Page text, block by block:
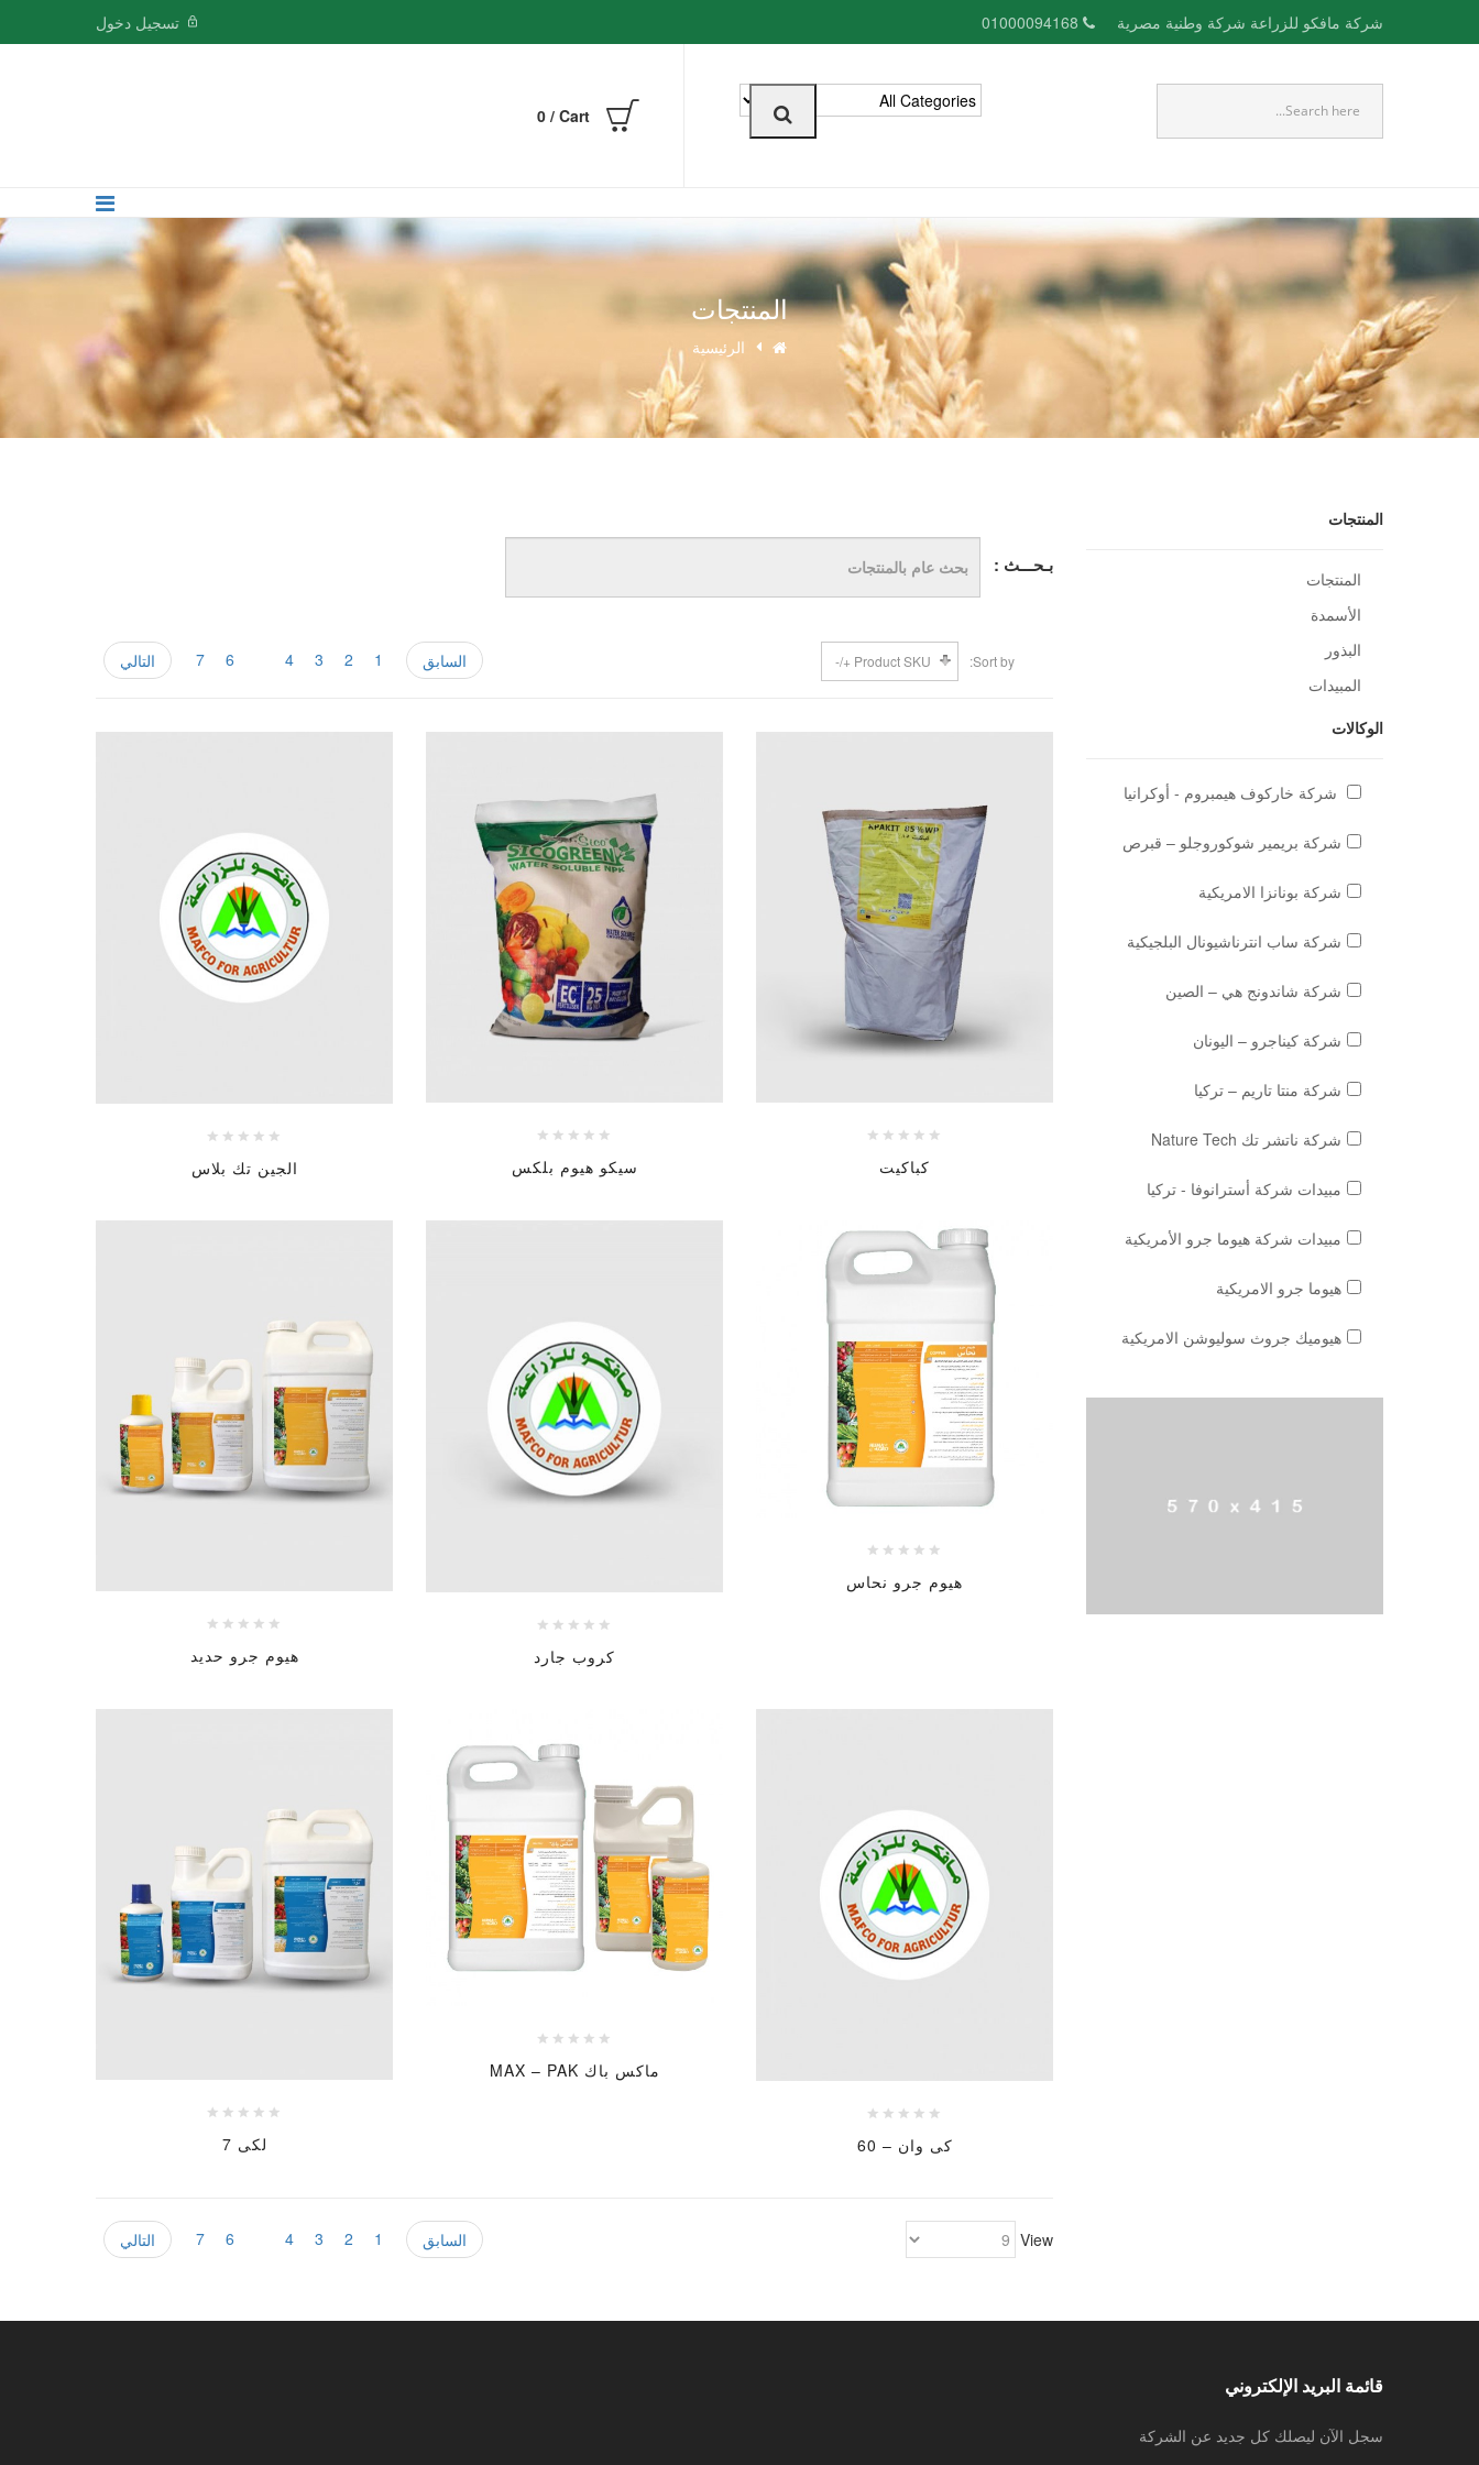
شركة مافكو للزراعة شركة وطنية مصرية تسجيل دخول
Cart /
0
المنتجات
الرئيسية
بـحـــث :
Sort by
Product SKU +/- السابق 1
2
3
4
6
7 التالي
كباكيت سيكو هيوم بلكس الجين تك بلاس
هيوم جرو نحاس
كروب جارد هيوم جرو حديد
كى وان – 60
ماكس باك MAX – PAK
لكى 7
View السابق 1
2
3
4
6
7 التالي
المنتجات
المنتجات
الأسمدة
البذور
المبيدات
الوكالات
شركة خاركوف هيمبروم - أوكرانيا
شركة بريمير شوكوروجلو – قبرص
شركة بونانزا الامريكية
شركة ساب انترناشيونال البلجيكية
شركة شاندونج هي – الصين
شركة كيناجرو – اليونان
شركة منتا تاريم – تركيا
شركة ناتشر تك Nature Tech
مبيدات شركة أسترانوفا - تركيا
مبيدات شركة هيوما جرو الأمريكية
هيوما جرو الامريكية
هيوميك جروث سوليوشن الامريكية
قائمة البريد الإلكتروني
سجل الآن ليصلك كل جديد عن الشركة